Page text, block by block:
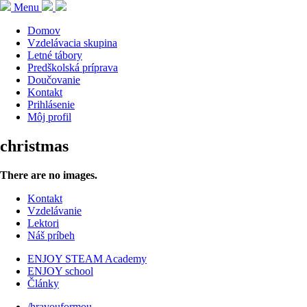
Menu
Domov
Vzdelávacia skupina
Letné tábory
Predškolská príprava
Doučovanie
Kontakt
Prihlásenie
Môj profil
christmas
There are no images.
Kontakt
Vzdelávanie
Lektori
Náš príbeh
ENJOY STEAM Academy
ENJOY school
Články